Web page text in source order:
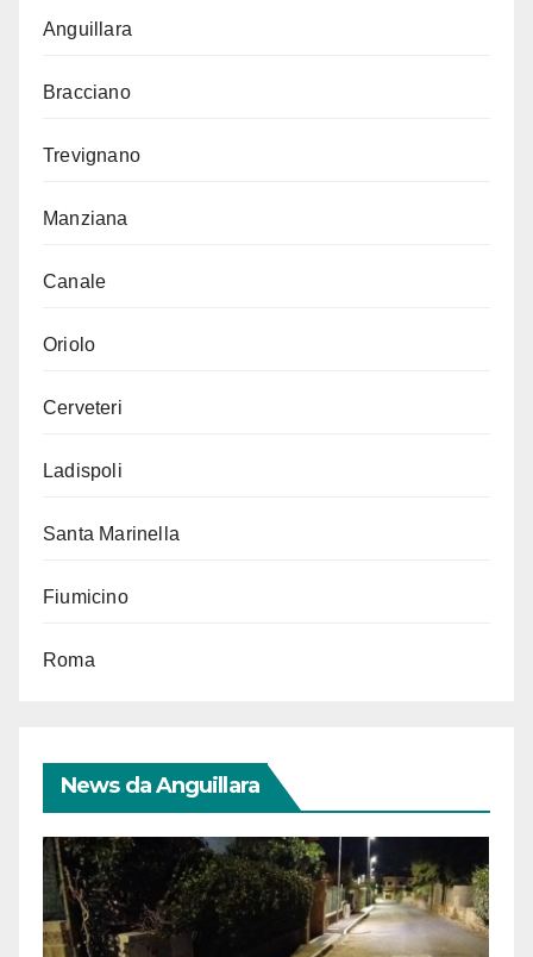
Anguillara
Bracciano
Trevignano
Manziana
Canale
Oriolo
Cerveteri
Ladispoli
Santa Marinella
Fiumicino
Roma
News da Anguillara